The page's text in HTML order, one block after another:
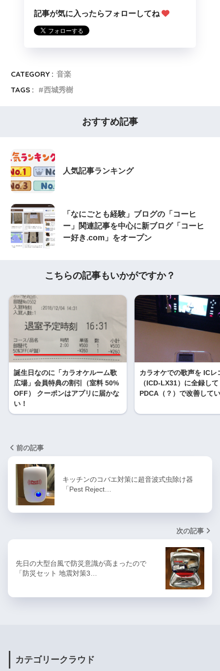
記事が気に入ったらフォローしてね
CATEGORY : 音楽
TAGS :
西城秀樹
おすすめ記事
人気記事ランキング
「なにごとも経験」ブログの「コーヒ
ー」関連記事を中心に新ブログ「コーヒ
ー好き.com」をオープン
こちらの記事もいかがですか？
誕生日なのに「カラオケルーム歌
広場」会員特典の割引（室料 50%
OFF） クーポンはアプリに届かな
い！
カラオケでの歌声を ICレ
（ICD-LX31）に全録して
PDCA（？）で改善して
前の記事
キッチンのコバエ対策に超音波式虫除け器
「Pest Reject…
次の記事
先日の大型台風で防災意識が高まったので
「防災セット 地震対策3…
カテゴリークラウド